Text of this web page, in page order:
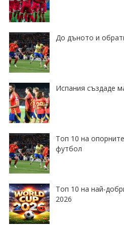
До дъното и
Испания създаде
Топ 10 на
футбол
Топ 10 на най-
2026